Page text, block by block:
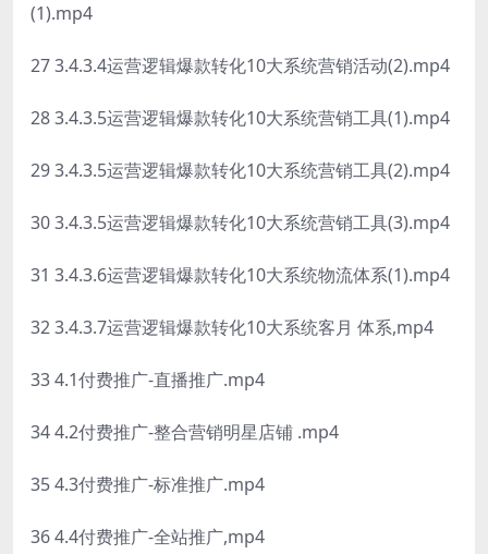
(1).mp4
27 3.4.3.4运营逻辑爆款转化10大系统营销活动(2).mp4
28 3.4.3.5运营逻辑爆款转化10大系统营销工具(1).mp4
29 3.4.3.5运营逻辑爆款转化10大系统营销工具(2).mp4
30 3.4.3.5运营逻辑爆款转化10大系统营销工具(3).mp4
31 3.4.3.6运营逻辑爆款转化10大系统物流体系(1).mp4
32 3.4.3.7运营逻辑爆款转化10大系统客月 体系,mp4
33 4.1付费推广-直播推广.mp4
34 4.2付费推广-整合营销明星店铺 .mp4
35 4.3付费推广-标准推广.mp4
36 4.4付费推广-全站推广,mp4